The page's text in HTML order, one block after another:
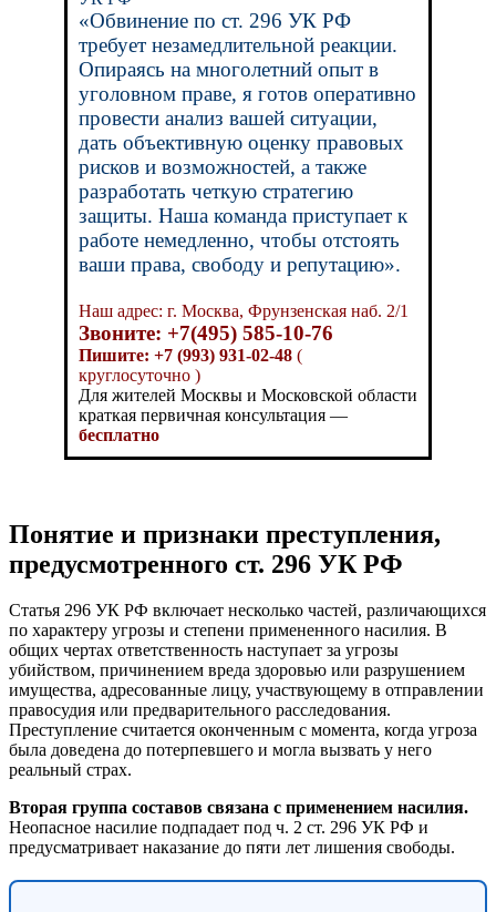
«Обвинение по ст. 296 УК РФ
требует незамедлительной реакции.
Опираясь на многолетний опыт в
уголовном праве, я готов оперативно
провести анализ вашей ситуации,
дать объективную оценку правовых
рисков и возможностей, а также
разработать четкую стратегию
защиты. Наша команда приступает к
работе немедленно, чтобы отстоять
ваши права, свободу и репутацию».
Наш адрес: г. Москва, Фрунзенская наб. 2/1
Звоните: +7(495) 585-10-76
Пишите: +7 (993) 931-02-48 (
круглосуточно )
Для жителей Москвы и Московской области
краткая первичная консультация —
бесплатно
Понятие и признаки преступления,
предусмотренного ст. 296 УК РФ
Статья 296 УК РФ включает несколько частей, различающихся
по характеру угрозы и степени примененного насилия. В
общих чертах ответственность наступает за угрозы
убийством, причинением вреда здоровью или разрушением
имущества, адресованные лицу, участвующему в отправлении
правосудия или предварительного расследования.
Преступление считается оконченным с момента, когда угроза
была доведена до потерпевшего и могла вызвать у него
реальный страх.
Вторая группа составов связана с применением насилия.
Неопасное насилие подпадает под ч. 2 ст. 296 УК РФ и
предусматривает наказание до пяти лет лишения свободы.